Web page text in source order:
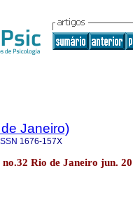
Janeiro)
ISSN 1676-157X
Rio de Janeiro jun.